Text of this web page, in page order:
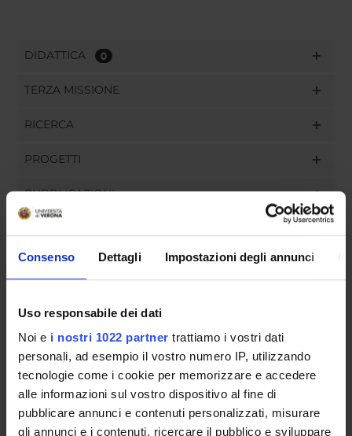
Consenso Dettagli Impostazioni degli annunci
Uso responsabile dei dati
Noi e i nostri 1022 partner trattiamo i vostri dati
personali, ad esempio il vostro numero IP, utilizzando
tecnologie come i cookie per memorizzare e accedere
alle informazioni sul vostro dispositivo al fine di
pubblicare annunci e contenuti personalizzati, misurare
gli annunci e i contenuti, ricercare il pubblico e sviluppare
DIDATTICA 0
TERZA MISSIONE
RICERCA
PROGETTI
PUBBLICAZIONI
ORGANIZZAZIONE
COMMISSIONI
UFFICI E STRUTTURE DI SERVIZIO